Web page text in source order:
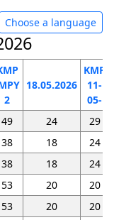
Choose a language
2
18.05.2026
KMP
11-
05-
49 24
29
38 18
24
38 18
24
53 20
20
53 20
20